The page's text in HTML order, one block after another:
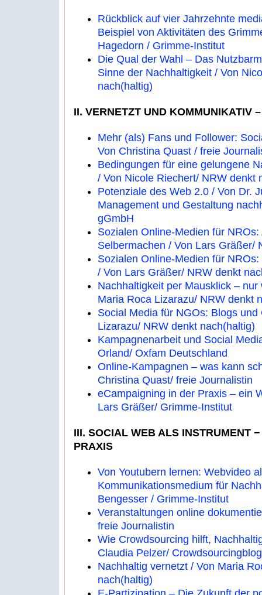
Rückblick auf vier Jahrzehnte
Beispiel von Aktivitäten des
Hagedorn / Grimme-Institut
Die Qual der Wahl – Das
Sinne der Nachhaltigkeit / Von
nach(haltig)
II. VERNETZT UND KOMMUNIKATIV
Mehr (als) Fans und Follower:
Von Christina Quast / freie
Bedingungen für eine gelungene
/ Von Nicole Riechert/ NRW denkt
Potenziale des Web 2.0 / Von Dr.
Management und Gestaltung
gGmbH
Sozialen Online-Medien für
Selbermachen / Von Lars Gräßer/
Sozialen Online-Medien für
/ Von Lars Gräßer/ NRW denkt
Nachhaltigkeit per Mausklick – nur
Maria Roca Lizarazu/ NRW denkt
Social Media für NGOs: Blogs
Lizarazu/ NRW denkt nach(haltig)
Kampagnenarbeit und Social
Orland/ Oxfam Deutschland
Online-Kampagnen – was kann
Christina Quast/ freie Journalistin
eCampaigning in der Praxis – ein
Lars Gräßer/ Grimme-Institut
III. SOCIAL WEB ALS INSTRUMENT
PRAXIS
Von Youtubern lernen: Webvideo
Kommunikationsmedium für
Bengesser / Grimme-Institut
Veranstaltungen online
freie Journalistin
Wie Crowdsourcing hilft,
Claudia Pelzer/
Nachhaltig vernetzt / Von Maria
nach(haltig)